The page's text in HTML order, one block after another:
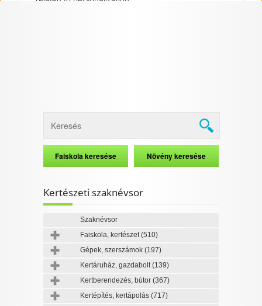
Data Deletion Privacy Policy
Kertészeti szaknévsor
Szaknévsor
Faiskola, kertészet(510)
Gépek, szerszámok (197)
Kertáruház, gazdabolt(139)
Kertberendezés, bútor (367)
Kertépítés, kertápolás (717)